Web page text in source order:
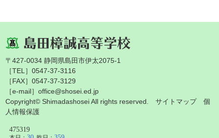
〒427-0034 静岡県島田市伊太2075-1
［TEL］0547-37-3116
［FAX］0547-37-3129
［e-mail］office@shosei.ed.jp
Copyright© Shimadashosei All rights reserved.サイトマップ
個
人情報保護